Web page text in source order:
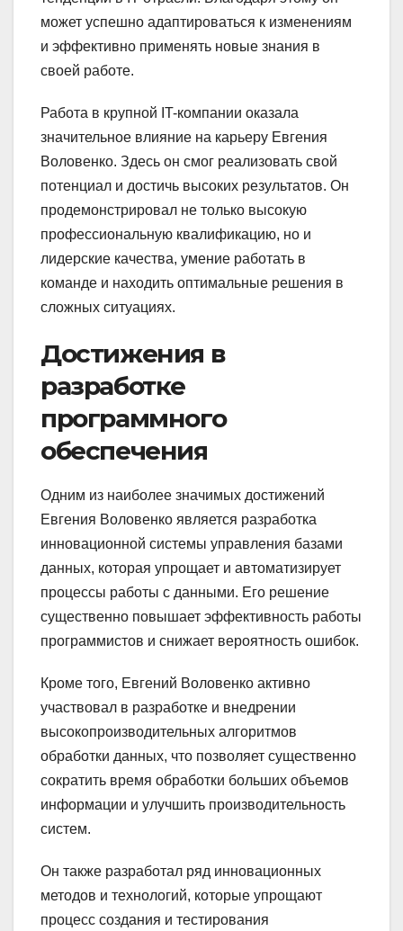
может успешно адаптироваться к изменениям
и эффективно применять новые знания в
своей работе.
Работа в крупной IT-компании оказала
значительное влияние на карьеру Евгения
Воловенко. Здесь он смог реализовать свой
потенциал и достичь высоких результатов. Он
продемонстрировал не только высокую
профессиональную квалификацию, но и
лидерские качества, умение работать в
команде и находить оптимальные решения в
сложных ситуациях.
Достижения в
разработке
программного
обеспечения
Одним из наиболее значимых достижений
Евгения Воловенко является разработка
инновационной системы управления базами
данных, которая упрощает и автоматизирует
процессы работы с данными. Его решение
существенно повышает эффективность работы
программистов и снижает вероятность ошибок.
Кроме того, Евгений Воловенко активно
участвовал в разработке и внедрении
высокопроизводительных алгоритмов
обработки данных, что позволяет существенно
сократить время обработки больших объемов
информации и улучшить производительность
систем.
Он также разработал ряд инновационных
методов и технологий, которые упрощают
процесс создания и тестирования